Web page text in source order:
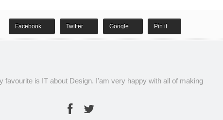
Facebook Twitter Google Pin it
favourite is IT about Design. I'am very happy with all of making